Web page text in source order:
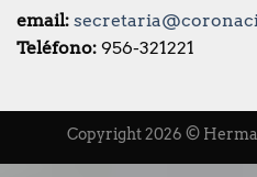
email:
Teléfono: 956-321221
Copyright 2026 ©